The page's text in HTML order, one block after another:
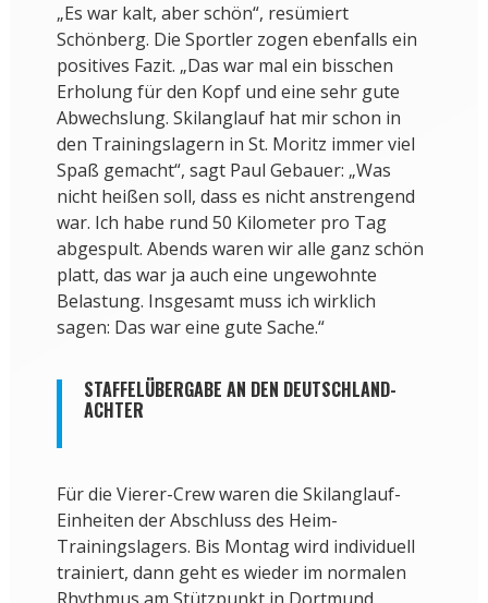
„Es war kalt, aber schön“, resümiert
Schönberg. Die Sportler zogen ebenfalls ein
positives Fazit. „Das war mal ein bisschen
Erholung für den Kopf und eine sehr gute
Abwechslung. Skilanglauf hat mir schon in
den Trainingslagern in St. Moritz immer viel
Spaß gemacht“, sagt Paul Gebauer: „Was
nicht heißen soll, dass es nicht anstrengend
war. Ich habe rund 50 Kilometer pro Tag
abgespult. Abends waren wir alle ganz schön
platt, das war ja auch eine ungewohnte
Belastung. Insgesamt muss ich wirklich
sagen: Das war eine gute Sache.“
STAFFELÜBERGABE AN DEN DEUTSCHLAND-
ACHTER
Für die Vierer-Crew waren die Skilanglauf-
Einheiten der Abschluss des Heim-
Trainingslagers. Bis Montag wird individuell
trainiert, dann geht es wieder im normalen